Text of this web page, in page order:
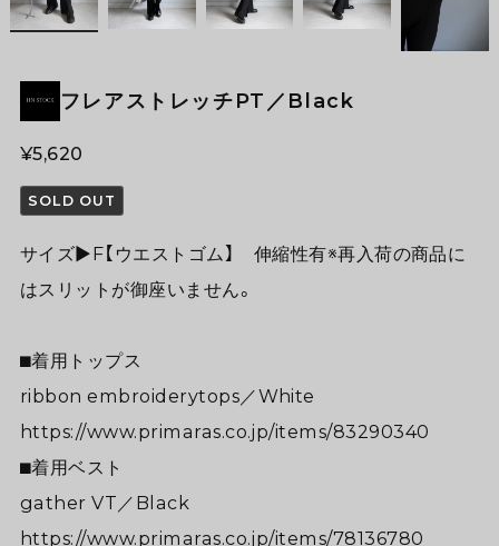
フレアストレッチPT／Black
¥5,620
SOLD OUT
サイズ▶︎F【ウエストゴム】 伸縮性有※再入荷の商品に
はスリットが御座いません。
⬛︎着用トップス
ribbon embroiderytops／White
https://www.primaras.co.jp/items/83290340
⬛︎着用ベスト
gather VT／Black
https://www.primaras.co.jp/items/78136780